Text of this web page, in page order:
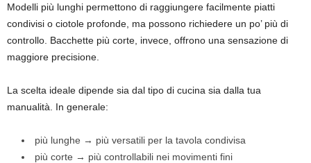
Modelli più lunghi permettono di raggiungere facilmente piatti
condivisi o ciotole profonde, ma possono richiedere un po’ più di
controllo. Bacchette più corte, invece, offrono una sensazione di
maggiore precisione.
La scelta ideale dipende sia dal tipo di cucina sia dalla tua
manualità. In generale:
più lunghe → più versatili per la tavola condivisa
più corte → più controllabili nei movimenti fini